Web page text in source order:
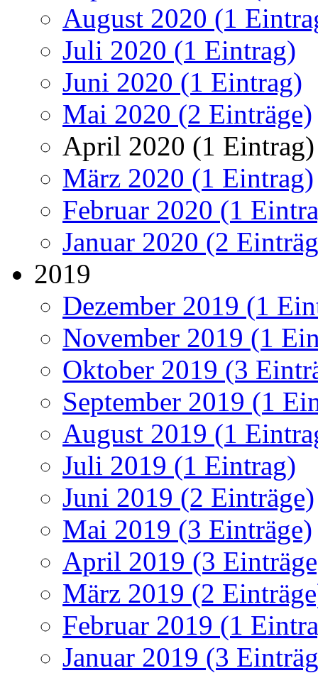
August 2020 (1
Juli 2020 (1 Eintrag)
Juni 2020 (1 Eintrag)
Mai 2020 (2 Einträge)
April 2020 (1 Eintrag)
März 2020 (1 Eintrag)
Februar 2020 (1
Januar 2020 (2
2019
Dezember 2019 (1
November 2019 (1
Oktober 2019 (3
September 2019 (1
August 2019 (1
Juli 2019 (1 Eintrag)
Juni 2019 (2 Einträge)
Mai 2019 (3 Einträge)
April 2019 (3
März 2019 (2
Februar 2019 (1
Januar 2019 (3